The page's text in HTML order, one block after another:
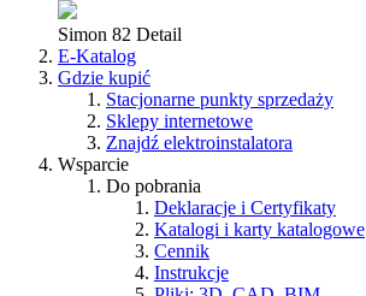
Simon 82 Detail
E-Katalog
Gdzie kupić
Stacjonarne punkty sprzedaży
Sklepy internetowe
Znajdź elektroinstalatora
Wsparcie
Do pobrania
Deklaracje i Certyfikaty
Katalogi i karty katalogowe
Cennik
Instrukcje